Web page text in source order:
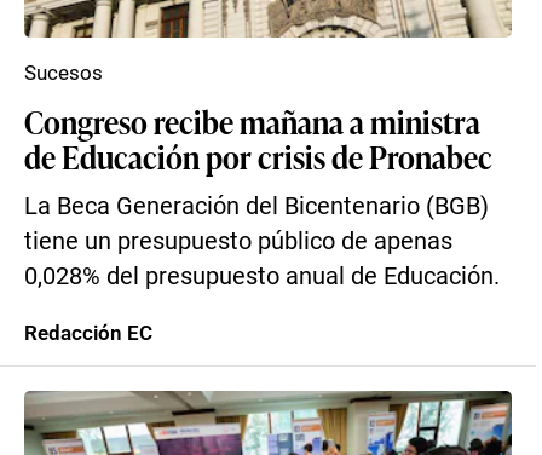
Congreso recibe mañana a ministra
de Educación por crisis de Pronabec
La Beca Generación del Bicentenario (BGB)
tiene un presupuesto público de apenas
0,028% del presupuesto anual de Educación.
Sucesos
Redacción EC